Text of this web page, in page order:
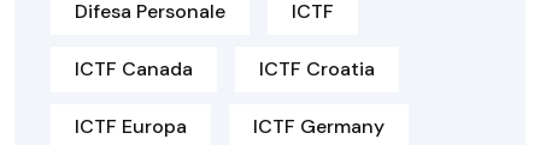
Difesa Personale ICTF
ICTF Canada ICTF Croatia
ICTF Europa ICTF Germany